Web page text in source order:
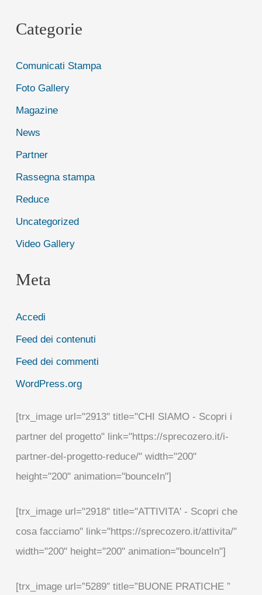
Categorie
Comunicati Stampa
Foto Gallery
Magazine
News
Partner
Rassegna stampa
Reduce
Uncategorized
Video Gallery
Meta
Accedi
Feed dei contenuti
Feed dei commenti
WordPress.org
[trx_image url="2913" title="CHI SIAMO - Scopri i
partner del progetto" link="https://sprecozero.it/i-
partner-del-progetto-reduce/" width="200"
height="200" animation="bounceIn"]
[trx_image url="2918" title="ATTIVITA' - Scopri che
cosa facciamo" link="https://sprecozero.it/attivita/"
width="200" height="200" animation="bounceIn"]
[trx_image url=”5289″ title=”BUONE PRATICHE ”